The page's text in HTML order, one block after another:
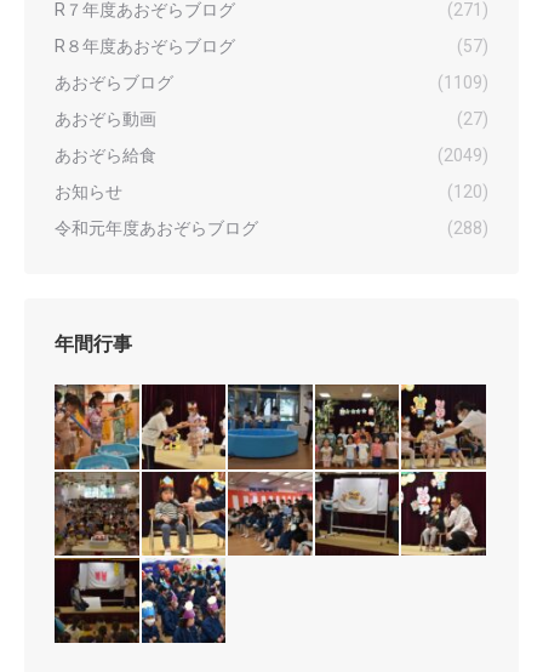
R７年度あおぞらブログ
(271)
R８年度あおぞらブログ
(57)
あおぞらブログ
(1109)
あおぞら動画
(27)
あおぞら給食
(2049)
お知らせ
(120)
令和元年度あおぞらブログ
(288)
年間行事